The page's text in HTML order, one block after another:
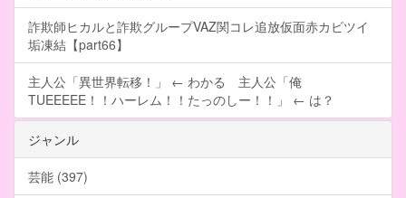
詐欺師ヒカルと詐欺グループVAZ関コレ追放仮面赤カビツイ
垢凍結【part66】
主人公「異世界転移！」 ← わかる 主人公「俺
TUEEEEE！！ハーレム！！たっのしー！！」 ← は？
ジャンル
芸能 (397)